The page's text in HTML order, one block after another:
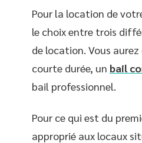
Pour la location de
le choix entre trois
de location. Vous
courte durée, un bail
bail professionnel.
Pour ce qui est du
approprié aux locaux